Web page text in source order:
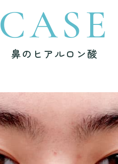
CASE
鼻のヒアルロン酸